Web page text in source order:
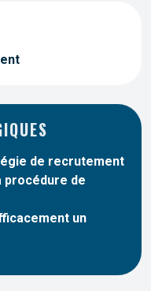
de recrutement
procédure de
un